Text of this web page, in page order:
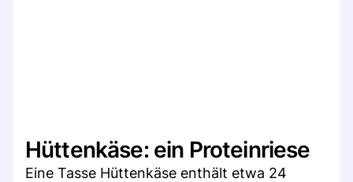
Hüttenkäse: ein Proteinriese
Eine Tasse Hüttenkäse enthält etwa 24